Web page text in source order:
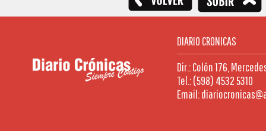
DIARIO CRONICAS
Dir.: Colón 176,
Tel.: (598) 4532 5310
Email: